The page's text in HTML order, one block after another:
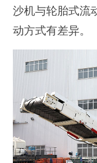
沙机与轮胎式流
动方式有差异。